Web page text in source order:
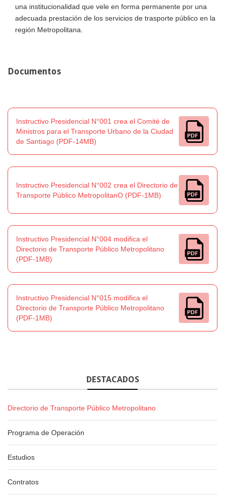
una institucionalidad que vele en forma permanente por una
adecuada prestación de los servicios de trasporte público en la
región Metropolitana.
Documentos
Instructivo Presidencial N°001 crea el Comité de
Ministros para el Transporte Urbano de la Ciudad
de Santiago (PDF-14MB)
Instructivo Presidencial N°002 crea el Directorio de
Transporte Público MetropolitanO (PDF-1MB)
Instructivo Presidencial N°004 modifica el
Directorio de Transporte Público Metropolitano
(PDF-1MB)
Instructivo Presidencial N°015 modifica el
Directorio de Transporte Público Metropolitano
(PDF-1MB)
DESTACADOS
Directorio de Transporte Público Metropolitano
Programa de Operación
Estudios
Contratos